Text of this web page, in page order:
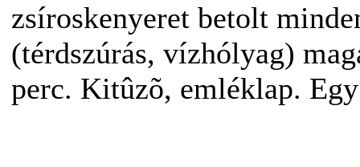
zsíroskenyeret betolt
(térdszúrás, vízhólyag)
perc. Kitûzõ, emléklap.